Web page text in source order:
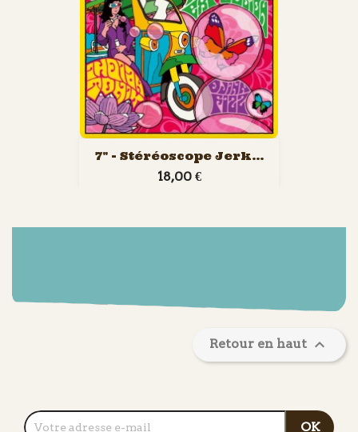
7" - Stéréoscope Jerk...
18,00 €
Retour en haut 